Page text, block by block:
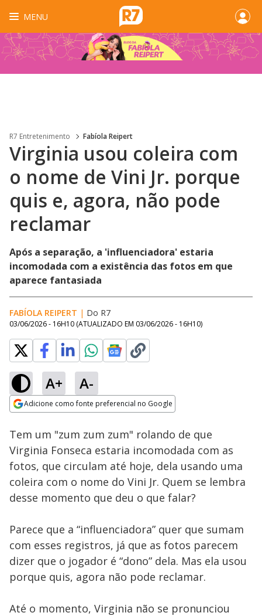
MENU
R7 Entretenimento Fabíola Reipert
Virginia usou coleira com
o nome de Vini Jr. porque
quis e, agora, não pode
reclamar
Após a separação, a 'influenciadora' estaria
incomodada com a existência das fotos em que
aparece fantasiada
FABÍOLA REIPERT | Do R7
03/06/2026 - 16H10 (ATUALIZADO EM 03/06/2026 - 16H10)
A+ A-
Adicione como fonte preferencial no Google
Ativar
Loaded
33.56%
Tem um "zum zum zum" rolando de que
Virginia Fonseca estaria incomodada com as
fotos, que circulam até hoje, dela usando uma
coleira com o nome do Vini Jr. Quem se lembra
desse momento que deu o que falar?
Parece que a “influenciadora” quer que sumam
com esses registros, já que as fotos parecem
dizer que o jogador é “dono” dela. Mas ela usou
porque quis, agora não pode reclamar.
Até o momento, Virginia não se pronunciou